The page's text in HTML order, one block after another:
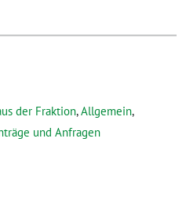
der Fraktion,Allgemein,
und Anfragen